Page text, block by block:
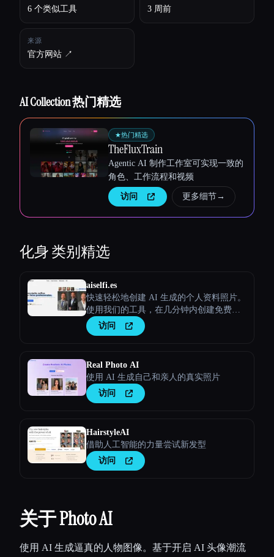
6 个类似工具 3 周前
来源
官方网站 ↗︎
AI Collection 热门精选
★热门精选
TheFluxTrain
Agentic AI 制作工作室可实现一致的
角色、工作流程和视频
访问 更多细节→
化身类别精选
aiselfi.es
快速轻松地创建 AI 生成的个人资料照片。
使用我们的工具，在几分钟内创建免费的
个性化AI头像。试试看 → aiselfi.es
访问
Real Photo AI
使用 AI 生成自己和亲人的真实照片
访问
HairstyleAI
借助人工智能的力量尝试新发型
访问
关于 Photo AI
使用 AI 生成逼真的人物图像。基于开启 AI 头像潮流